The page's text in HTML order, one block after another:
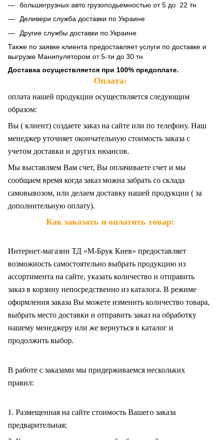
большегрузных авто грузоподьемностью от 5 до 22 тн
Деливери служба доставки по Украине
Другие службы доставки по Украине
Также по заявке клиента предоставляет услуги по доставке и
выгрузке Манипулятором от 5-ти до 30 тн
Доставка осуществляется при 100% предоплате.
Оплата:
оплата нашей продукции осуществляется следующим
образом:
Вы ( клиент) создаете заказ на сайте или по телефону. Наш
менеджер уточняет окончательную стоимость заказа с
учетом доставки и других нюансов.
Мы выставляем Вам счет, Вы оплачиваете счет и мы
сообщаем время когда заказ можна забрать со склада
самовывозом, или делаем доставку нашей продукции ( за
дополнительную оплату).
Как заказать и оплатить товар:
Интернет-магазин ТД «М-Брук Киев» предоставляет
возможность самостоятельно выбрать продукцию из
ассортимента на сайте, указать количество и отправить
заказ в корзину непосредственно из каталога. В режиме
оформления заказа Вы можете изменить количество товара,
выбрать место доставки и отправить заказ на обработку
нашему менеджеру или же вернуться в каталог и
продолжить выбор.
В работе с заказами мы придерживаемся нескольких
правил:
1. Размещенная на сайте стоимость Вашего заказа
предварительная;